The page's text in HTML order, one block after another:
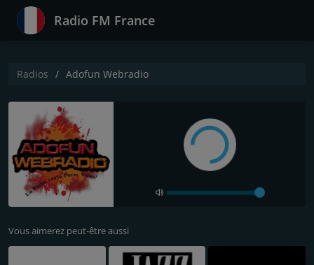
Radio FM France
Radios Adofun Webradio
Vous aimerez peut-être aussi